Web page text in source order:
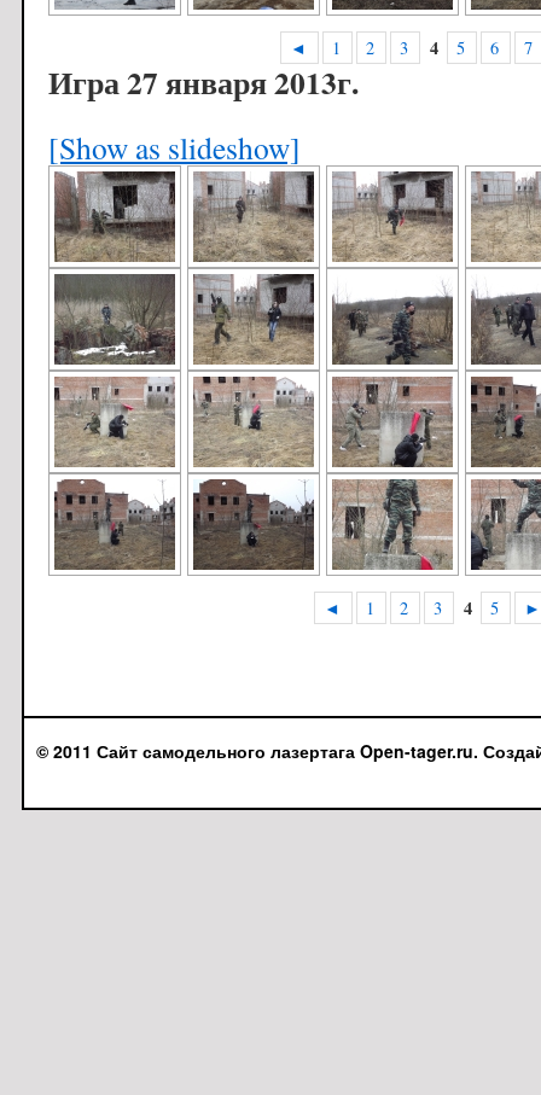
◄ 1 2 3 4 5 6 7
Игра 27 января 2013г.
[Show as slideshow]
◄ 1 2 3 4 5 ►
© 2011 Сайт самодельного лазертага Open-tager.ru.